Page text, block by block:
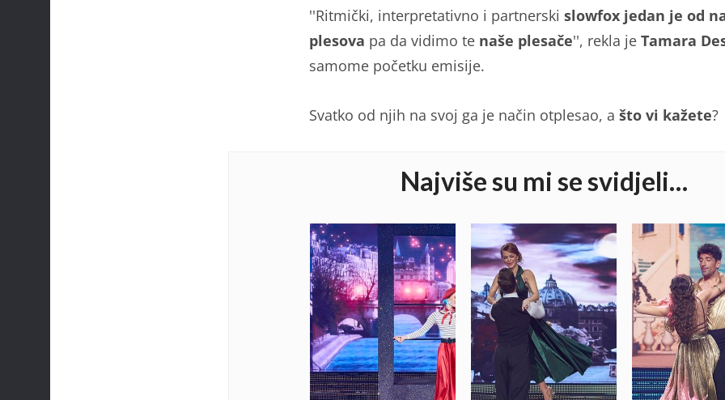
''Ritmički, interpretativno i partnerski slowfox jedan je od
plesova pa da vidimo te naše plesače'', rekla je Tamara
samome početku emisije.
Svatko od njih na svoj ga je način otplesao, a što vi kažete?
Najviše su mi se svidjeli…